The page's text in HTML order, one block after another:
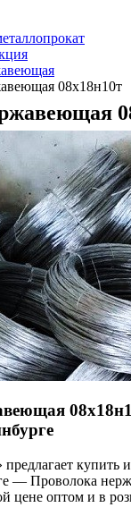
08х18н10т
купить
— Проволока
цене оптом и в